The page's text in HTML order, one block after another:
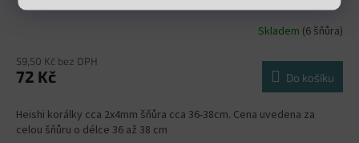
Skladem (6 šňůra)
59,50 Kč bez DPH
72 Kč Do košíku
Heishi korálky cca 2x4mm šňůra cca 36-38cm. Cena uvedena za
celou šňůru o délce 36 až 38 cm